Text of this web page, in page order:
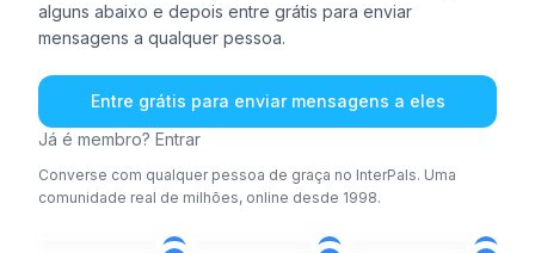
alguns abaixo e depois entre grátis para enviar
mensagens a qualquer pessoa.
Entre grátis para enviar mensagens a eles
Já é membro? Entrar
Converse com qualquer pessoa de graça no InterPals. Uma
comunidade real de milhões, online desde 1998.
ING ING ING